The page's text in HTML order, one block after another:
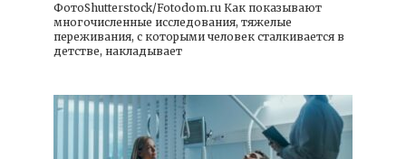
ФотоShutterstock/Fotodom.ru Как показывают
многочисленные исследования, тяжелые
переживания, с которыми человек сталкивается в
детстве, накладывает